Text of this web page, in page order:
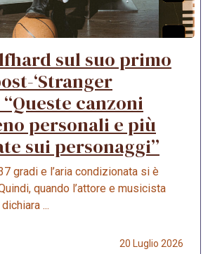
sul suo primo
‘Stranger
“Queste canzoni
personali e più
sui personaggi”
gradi e l’aria condizionata si è
quando l’attore e musicista
...
20 Luglio 2026